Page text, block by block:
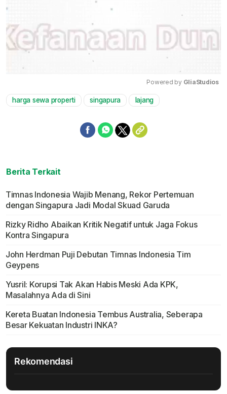
Powered by GliaStudios
harga sewa properti singapura lajang
Berita Terkait
Timnas Indonesia Wajib Menang, Rekor Pertemuan
dengan Singapura Jadi Modal Skuad Garuda
Rizky Ridho Abaikan Kritik Negatif untuk Jaga Fokus
Kontra Singapura
John Herdman Puji Debutan Timnas Indonesia Tim
Geypens
Yusril: Korupsi Tak Akan Habis Meski Ada KPK,
Masalahnya Ada di Sini
Kereta Buatan Indonesia Tembus Australia, Seberapa
Besar Kekuatan Industri INKA?
Rekomendasi